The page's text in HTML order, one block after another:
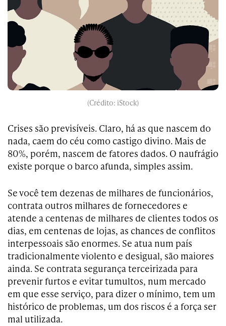
(Crédito: iStock)
Crises são previsíveis. Claro, há as que nascem do
nada, caem do céu como castigo divino. Mais de
80%, porém, nascem de fatores dados. O naufrágio
existe porque o barco afunda, simples assim.
Se você tem dezenas de milhares de funcionários,
contrata outros milhares de fornecedores e
atende a centenas de milhares de clientes todos os
dias, em centenas de lojas, as chances de conflitos
interpessoais são enormes. Se atua num país
tradicionalmente violento e desigual, são maiores
ainda. Se contrata segurança terceirizada para
prevenir furtos e evitar tumultos, num mercado
em que esse serviço, para dizer o mínimo, tem um
histórico de problemas, um dos riscos é a força ser
mal utilizada.